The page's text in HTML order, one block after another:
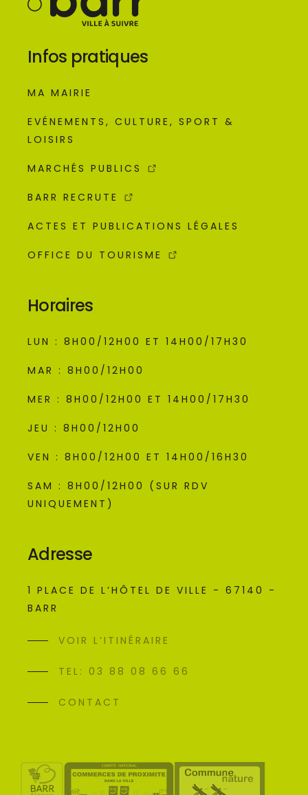
Infos pratiques
MA MAIRIE
EVÉNEMENTS, CULTURE, SPORT &
LOISIRS
MARCHÉS PUBLICS
BARR RECRUTE
ACTES ET PUBLICATIONS LÉGALES
OFFICE DU TOURISME
Horaires
LUN : 8H00/12H00 ET 14H00/17H30
MAR : 8H00/12H00
MER : 8H00/12H00 ET 14H00/17H30
JEU : 8H00/12H00
VEN : 8H00/12H00 ET 14H00/16H30
SAM : 8H00/12H00 (SUR RDV
UNIQUEMENT)
Adresse
1 PLACE DE L’HÔTEL DE VILLE - 67140 -
BARR
VOIR L’ITINÉRAIRE
TEL: 03 88 08 66 66
CONTACT